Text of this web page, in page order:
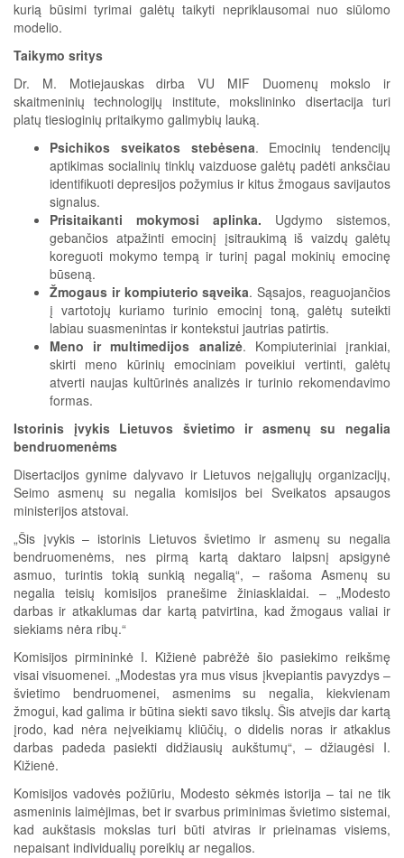
kurią būsimi tyrimai galėtų taikyti nepriklausomai nuo siūlomo
modelio.
Taikymo sritys
Dr. M. Motiejauskas dirba VU MIF Duomenų mokslo ir
skaitmeninių technologijų institute, mokslininko disertacija turi
platų tiesioginių pritaikymo galimybių lauką.
Psichikos sveikatos stebėsena. Emocinių tendencijų
aptikimas socialinių tinklų vaizduose galėtų padėti anksčiau
identifikuoti depresijos požymius ir kitus žmogaus savijautos
signalus.
Prisitaikanti mokymosi aplinka. Ugdymo sistemos,
gebančios atpažinti emocinį įsitraukimą iš vaizdų galėtų
koreguoti mokymo tempą ir turinį pagal mokinių emocinę
būseną.
Žmogaus ir kompiuterio sąveika. Sąsajos, reaguojančios
į vartotojų kuriamo turinio emocinį toną, galėtų suteikti
labiau suasmenintas ir kontekstui jautrias patirtis.
Meno ir multimedijos analizė. Kompiuteriniai įrankiai,
skirti meno kūrinių emociniam poveikiui vertinti, galėtų
atverti naujas kultūrinės analizės ir turinio rekomendavimo
formas.
Istorinis įvykis Lietuvos švietimo ir asmenų su negalia
bendruomenėms
Disertacijos gynime dalyvavo ir Lietuvos neįgaliųjų organizacijų,
Seimo asmenų su negalia komisijos bei Sveikatos apsaugos
ministerijos atstovai.
„Šis įvykis – istorinis Lietuvos švietimo ir asmenų su negalia
bendruomenėms, nes pirmą kartą daktaro laipsnį apsigynė
asmuo, turintis tokią sunkią negalią“, – rašoma Asmenų su
negalia teisių komisijos pranešime žiniasklaidai. – „Modesto
darbas ir atkaklumas dar kartą patvirtina, kad žmogaus valiai ir
siekiams nėra ribų.“
Komisijos pirmininkė I. Kižienė pabrėžė šio pasiekimo reikšmę
visai visuomenei. „Modestas yra mus visus įkvepiantis pavyzdys –
švietimo bendruomenei, asmenims su negalia, kiekvienam
žmogui, kad galima ir būtina siekti savo tikslų. Šis atvejis dar kartą
įrodo, kad nėra neįveikiamų kliūčių, o didelis noras ir atkaklus
darbas padeda pasiekti didžiausių aukštumų“, – džiaugėsi I.
Kižienė.
Komisijos vadovės požiūriu, Modesto sėkmės istorija – tai ne tik
asmeninis laimėjimas, bet ir svarbus priminimas švietimo sistemai,
kad aukštasis mokslas turi būti atviras ir prieinamas visiems,
nepaisant individualių poreikių ar negalios.